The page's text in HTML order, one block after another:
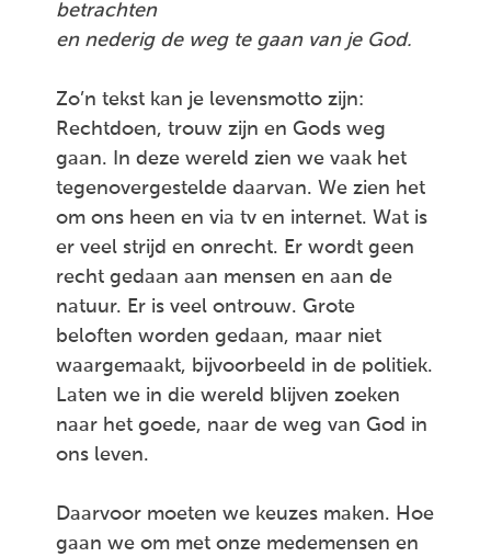
betrachten
en nederig de weg te gaan van je God.
Zo’n tekst kan je levensmotto zijn:
Rechtdoen, trouw zijn en Gods weg
gaan. In deze wereld zien we vaak het
tegenovergestelde daarvan. We zien het
om ons heen en via tv en internet. Wat is
er veel strijd en onrecht. Er wordt geen
recht gedaan aan mensen en aan de
natuur. Er is veel ontrouw. Grote
beloften worden gedaan, maar niet
waargemaakt, bijvoorbeeld in de politiek.
Laten we in die wereld blijven zoeken
naar het goede, naar de weg van God in
ons leven.
Daarvoor moeten we keuzes maken. Hoe
gaan we om met onze medemensen en